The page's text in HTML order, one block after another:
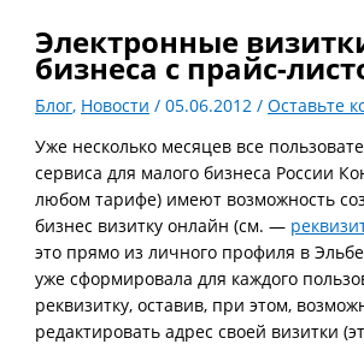
Электронные
бизнеса с прайс-
Блог, Новости /05.06.2012/Оставьте
Уже несколько месяцев все
сервиса для малого бизнеса России
любом тарифе) имеют возможность
бизнес визитку онлайн (см. —
это прямо из личного профиля в
уже сформировала для каждого
реквизитку, оставив, при этом,
редактировать адрес своей визитки